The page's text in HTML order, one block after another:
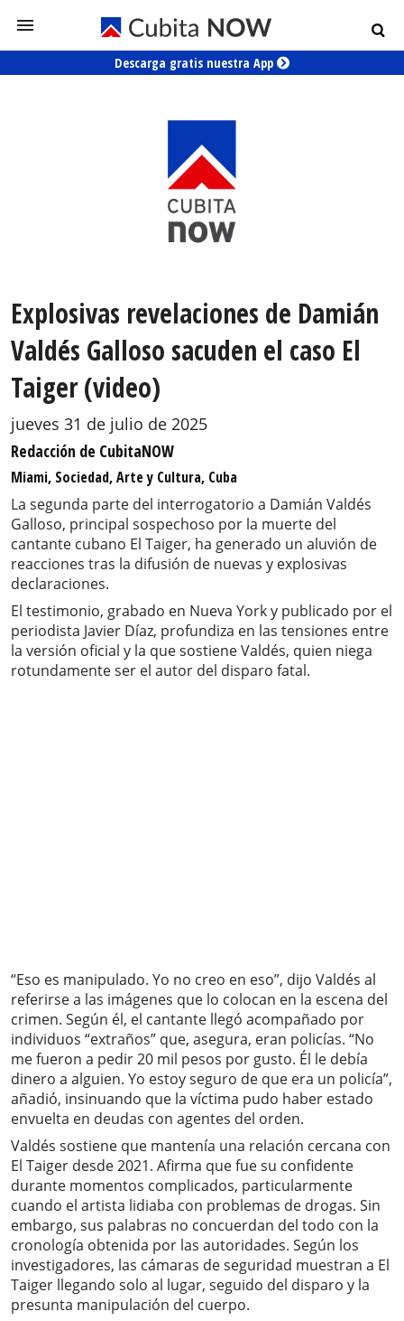
Descarga gratis nuestra App
Explosivas revelaciones de Damián
Valdés Galloso sacuden el caso El
Taiger (video)
jueves 31 de julio de 2025
Redacción de CubitaNOW
Miami, Sociedad, Arte y Cultura, Cuba
La segunda parte del interrogatorio a Damián Valdés
Galloso, principal sospechoso por la muerte del
cantante cubano El Taiger, ha generado un aluvión de
reacciones tras la difusión de nuevas y explosivas
declaraciones.
El testimonio, grabado en Nueva York y publicado por el
periodista Javier Díaz, profundiza en las tensiones entre
la versión oficial y la que sostiene Valdés, quien niega
rotundamente ser el autor del disparo fatal.
“Eso es manipulado. Yo no creo en eso”, dijo Valdés al
referirse a las imágenes que lo colocan en la escena del
crimen. Según él, el cantante llegó acompañado por
individuos “extraños” que, asegura, eran policías. “No
me fueron a pedir 20 mil pesos por gusto. Él le debía
dinero a alguien. Yo estoy seguro de que era un policía”,
añadió, insinuando que la víctima pudo haber estado
envuelta en deudas con agentes del orden.
Valdés sostiene que mantenía una relación cercana con
El Taiger desde 2021. Afirma que fue su confidente
durante momentos complicados, particularmente
cuando el artista lidiaba con problemas de drogas. Sin
embargo, sus palabras no concuerdan del todo con la
cronología obtenida por las autoridades. Según los
investigadores, las cámaras de seguridad muestran a El
Taiger llegando solo al lugar, seguido del disparo y la
presunta manipulación del cuerpo.